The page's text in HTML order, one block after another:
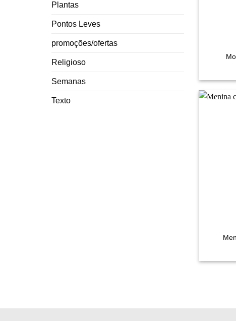
Plantas
Pontos Leves
promoções/ofertas
Religioso
Semanas
Texto